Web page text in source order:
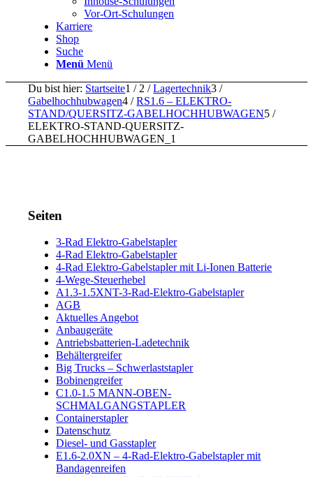
Vor-Ort-Schulungen
Karriere
Shop
Suche
Menü Menü
Du bist hier: Startseite1 / 2 / Lagertechnik3 /
Gabelhochhubwagen4 / RS1.6 – ELEKTRO-
STAND/QUERSITZ-GABELHOCHHUBWAGEN5 /
ELEKTRO-STAND-QUERSITZ-
GABELHOCHHUBWAGEN_1
Seiten
3-Rad Elektro-Gabelstapler
4-Rad Elektro-Gabelstapler
4-Rad Elektro-Gabelstapler mit Li-Ionen Batterie
4-Wege-Steuerhebel
A1.3-1.5XNT-3-Rad-Elektro-Gabelstapler
AGB
Aktuelles Angebot
Anbaugeräte
Antriebsbatterien-Ladetechnik
Behältergreifer
Big Trucks – Schwerlaststapler
Bobinengreifer
C1.0-1.5 MANN-OBEN-
SCHMALGANGSTAPLER
Containerstapler
Datenschutz
Diesel- und Gasstapler
E1.6-2.0XN – 4-Rad-Elektro-Gabelstapler mit
Bandagenreifen